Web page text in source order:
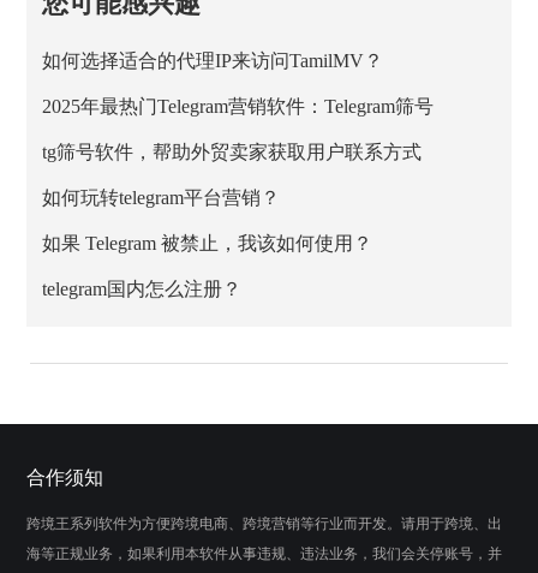
如何选择适合的代理IP来访问TamilMV？
2025年最热门Telegram营销软件：Telegram筛号
tg筛号软件，帮助外贸卖家获取用户联系方式
如何玩转telegram平台营销？
如果 Telegram 被禁止，我该如何使用？
telegram国内怎么注册？
合作须知
跨境王系列软件为方便跨境电商、跨境营销等行业而开发。请用于跨境、出
海等正规业务，如果利用本软件从事违规、违法业务，我们会关停账号，并